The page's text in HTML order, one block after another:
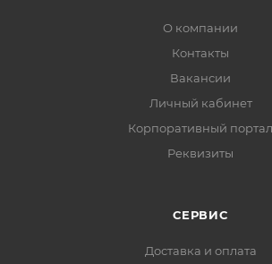
О компании
Контакты
Вакансии
Личный кабинет
Корпоративный портал
Реквизиты
СЕРВИС
Доставка и оплата